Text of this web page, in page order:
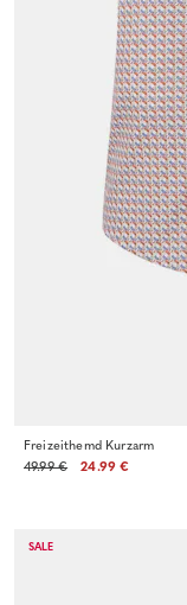
Freizeithemd Kurzarm
49.99 €
24.99 €
SALE